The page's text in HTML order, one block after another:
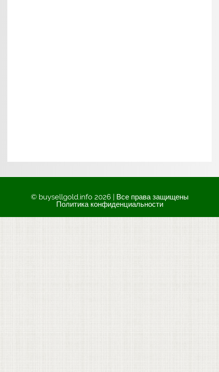
© buysellgold.info 2026 | Все права защищены
Политика конфиденциальности